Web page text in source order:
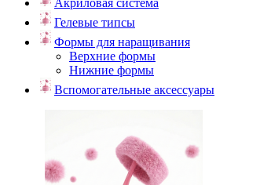
Акриловая система
Гелевые типсы
Формы для наращивания
Верхние формы
Нижние формы
Вспомогательные аксессуары